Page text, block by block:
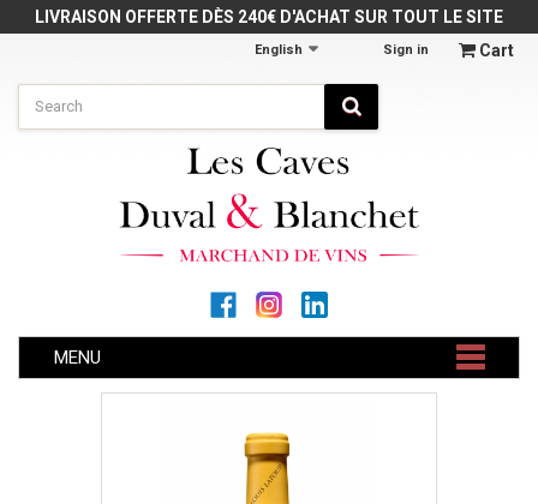
LIVRAISON OFFERTE DÈS 240€ D'ACHAT SUR TOUT LE SITE
Cart
Sign in
English
MENU
Cookies management panel